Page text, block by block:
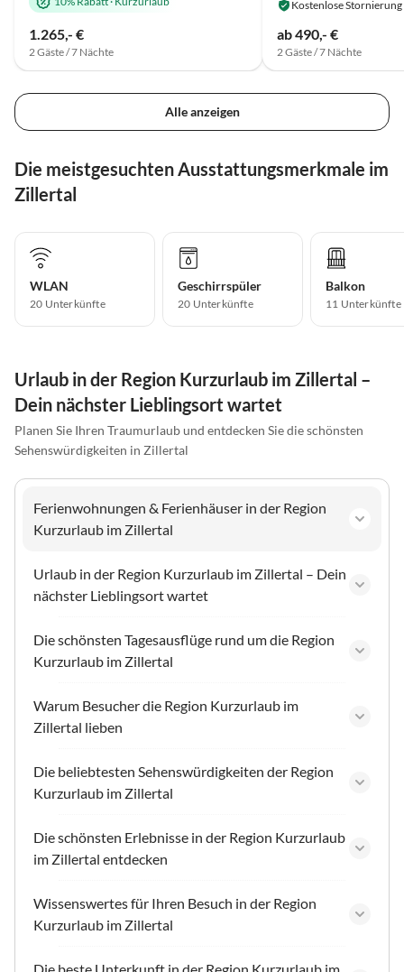
1.265,- €
2 Gäste / 7 Nächte
Kostenlose Stornierung
ab 490,- €
2 Gäste / 7 Nächte
Alle anzeigen
Die meistgesuchten Ausstattungsmerkmale im
Zillertal
WLAN
20 Unterkünfte
Geschirrspüler
20 Unterkünfte
Balkon
11 Unterkünfte
Urlaub in der Region Kurzurlaub im Zillertal –
Dein nächster Lieblingsort wartet
Planen Sie Ihren Traumurlaub und entdecken Sie die schönsten
Sehenswürdigkeiten in Zillertal
Ferienwohnungen & Ferienhäuser in der Region
Kurzurlaub im Zillertal
Urlaub in der Region Kurzurlaub im Zillertal – Dein
nächster Lieblingsort wartet
Die schönsten Tagesausflüge rund um die Region
Kurzurlaub im Zillertal
Warum Besucher die Region Kurzurlaub im
Zillertal lieben
Die beliebtesten Sehenswürdigkeiten der Region
Kurzurlaub im Zillertal
Die schönsten Erlebnisse in der Region Kurzurlaub
im Zillertal entdecken
Wissenswertes für Ihren Besuch in der Region
Kurzurlaub im Zillertal